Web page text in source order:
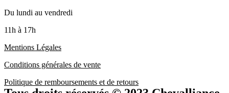
Du lundi au vendredi
11h à 17h
Mentions Légales
Conditions générales de vente
Politique de remboursements et de retours